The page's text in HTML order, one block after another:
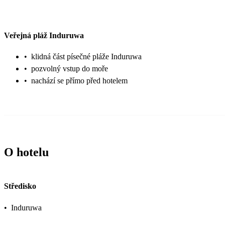
Veřejná pláž Induruwa
• klidná část písečné pláže Induruwa
• pozvolný vstup do moře
• nachází se přímo před hotelem
O hotelu
Středisko
• Induruwa